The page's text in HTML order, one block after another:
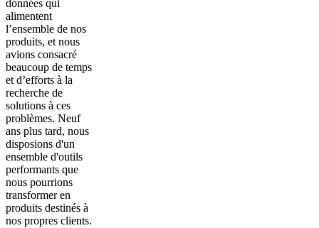
données qui
alimentent
l’ensemble de nos
produits, et nous
avions consacré
beaucoup de temps
et d’efforts à la
recherche de
solutions à ces
problèmes. Neuf
ans plus tard, nous
disposions d'un
ensemble d'outils
performants que
nous pourrions
transformer en
produits destinés à
nos propres clients.